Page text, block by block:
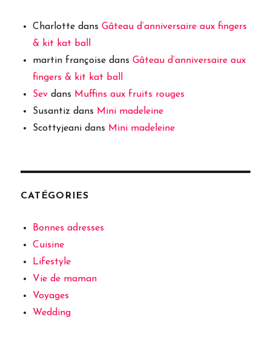
Charlotte dansGâteau d’anniversaire aux fingers
& kit kat ball
martin françoise dansGâteau d’anniversaire aux
fingers & kit kat ball
Sev dans Muffins aux fruits rouges
Susantiz dans Mini madeleine
Scottyjeani dans Mini madeleine
CATÉGORIES
Bonnes adresses
Cuisine
Lifestyle
Vie de maman
Voyages
Wedding